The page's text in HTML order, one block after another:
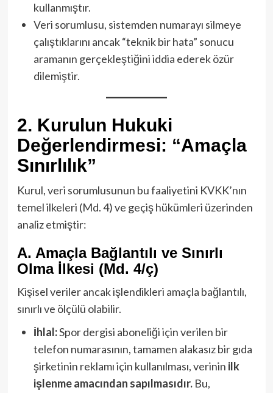
kullanmıştır.
Veri sorumlusu, sistemden numarayı silmeye
çalıştıklarını ancak “teknik bir hata” sonucu
aramanın gerçekleştiğini iddia ederek özür
dilemiştir.
2. Kurulun Hukuki
Değerlendirmesi: “Amaçla
Sınırlılık”
Kurul, veri sorumlusunun bu faaliyetini KVKK’nın
temel ilkeleri (Md. 4) ve geçiş hükümleri üzerinden
analiz etmiştir:
A. Amaçla Bağlantılı ve Sınırlı
Olma İlkesi (Md. 4/ç)
Kişisel veriler ancak işlendikleri amaçla bağlantılı,
sınırlı ve ölçülü olabilir.
İhlal:Spor dergisi aboneliği için verilen bir
telefon numarasının, tamamen alakasız bir gıda
şirketinin reklamı için kullanılması, verinin ilk
işlenme amacından sapılmasıdır.Bu,